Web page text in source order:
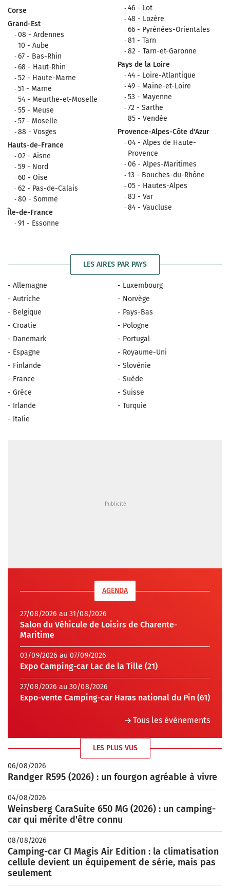
Corse
Grand-Est
08 - Ardennes
10 - Aube
67 - Bas-Rhin
68 - Haut-Rhin
52 - Haute-Marne
51 - Marne
54 - Meurthe-et-Moselle
55 - Meuse
57 - Moselle
88 - Vosges
Hauts-de-France
02 - Aisne
59 - Nord
60 - Oise
62 - Pas-de-Calais
80 - Somme
Île-de-France
91 - Essonne
46 - Lot
48 - Lozère
66 - Pyrénées-Orientales
81 - Tarn
82 - Tarn-et-Garonne
Pays de la Loire
44 - Loire-Atlantique
49 - Maine-et-Loire
53 - Mayenne
72 - Sarthe
85 - Vendée
Provence-Alpes-Côte d'Azur
04 - Alpes de Haute-
Provence
06 - Alpes-Maritimes
13 - Bouches-du-Rhône
05 - Hautes-Alpes
83 - Var
84 - Vaucluse
LES AIRES PAR PAYS
- Allemagne
- Autriche
- Belgique
- Croatie
- Danemark
- Espagne
- Finlande
- France
- Grèce
- Irlande
- Italie
- Luxembourg
- Norvège
- Pays-Bas
- Pologne
- Portugal
- Royaume-Uni
- Slovénie
- Suède
- Suisse
- Turquie
AGENDA
27/08/2026 au 31/08/2026
Salon du Véhicule de Loisirs de Charente-
Maritime
03/09/2026 au 07/09/2026
Expo Camping-car Lac de la Tille (21)
27/08/2026 au 30/08/2026
Expo-vente Camping-car Haras national du Pin (61)
Tous les évènements
LES PLUS VUS
06/08/2026
Randger R595 (2026) : un fourgon agréable à vivre
04/08/2026
Weinsberg CaraSuite 650 MG (2026) : un camping-
car qui mérite d'être connu
08/08/2026
Camping-car CI Magis Air Edition : la climatisation
cellule devient un équipement de série, mais pas
seulement